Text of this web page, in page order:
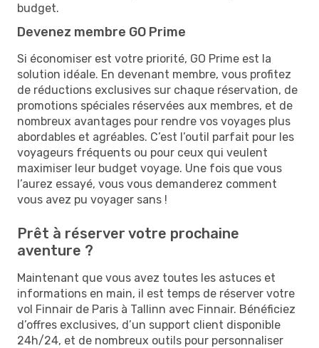
budget.
Devenez membre GO Prime
Si économiser est votre priorité, GO Prime est la
solution idéale. En devenant membre, vous profitez
de réductions exclusives sur chaque réservation, de
promotions spéciales réservées aux membres, et de
nombreux avantages pour rendre vos voyages plus
abordables et agréables. C’est l’outil parfait pour les
voyageurs fréquents ou pour ceux qui veulent
maximiser leur budget voyage. Une fois que vous
l’aurez essayé, vous vous demanderez comment
vous avez pu voyager sans !
Prêt à réserver votre prochaine
aventure ?
Maintenant que vous avez toutes les astuces et
informations en main, il est temps de réserver votre
vol Finnair de Paris à Tallinn avec Finnair. Bénéficiez
d’offres exclusives, d’un support client disponible
24h/24, et de nombreux outils pour personnaliser